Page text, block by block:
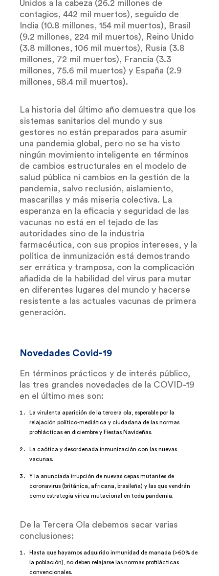
Unidos a la cabeza (26.2 millones de
contagios, 442 mil muertos), seguido de
India (10.8 millones, 154 mil muertos), Brasil
(9.2 millones, 224 mil muertos), Reino Unido
(3.8 millones, 106 mil muertos), Rusia (3.8
millones, 72 mil muertos), Francia (3.3
millones, 75.6 mil muertos) y España (2.9
millones, 58.4 mil muertos).
La historia del último año demuestra que los
sistemas sanitarios del mundo y sus
gestores no están preparados para asumir
una pandemia global, pero no se ha visto
ningún movimiento inteligente en términos
de cambios estructurales en el modelo de
salud pública ni cambios en la gestión de la
pandemia, salvo reclusión, aislamiento,
mascarillas y más miseria colectiva. La
esperanza en la eficacia y seguridad de las
vacunas no está en el tejado de las
autoridades sino de la industria
farmacéutica, con sus propios intereses, y la
política de inmunización está demostrando
ser errática y tramposa, con la complicación
añadida de la habilidad del virus para mutar
en diferentes lugares del mundo y hacerse
resistente a las actuales vacunas de primera
generación.
Novedades Covid-19
En términos prácticos y de interés público,
las tres grandes novedades de la COVID-19
en el último mes son:
La virulenta aparición de la tercera ola, esperable por la
relajación político-mediática y ciudadana de las normas
profilácticas en diciembre y Fiestas Navideñas.
La caótica y desordenada inmunización con las nuevas
vacunas.
Y la anunciada irrupción de nuevas cepas mutantes de
coronavirus (británica, africana, brasileña) y las que vendrán
como estrategia vírica mutacional en toda pandemia.
De la Tercera Ola debemos sacar varias
conclusiones:
Hasta que hayamos adquirido inmunidad de manada (>60% de
la población), no deben relajarse las normas profilácticas
convencionales.